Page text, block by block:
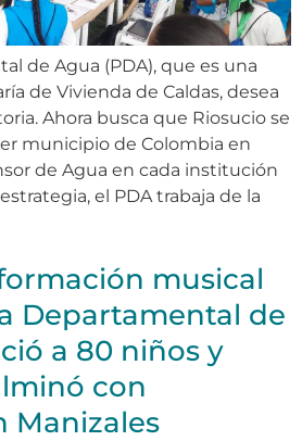
de Agua (PDA), que es una
de Vivienda de Caldas, desea
Ahora busca que Riosucio se
municipio de Colombia en
de Agua en cada institución
el PDA trabaja de la
musical
Departamental de
a 80 niños y
con
Manizales